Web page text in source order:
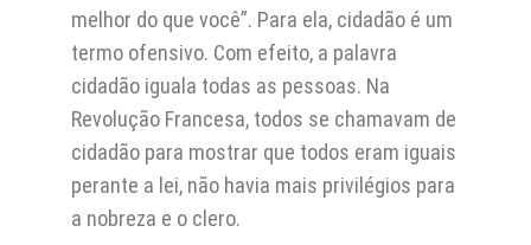
melhor do que você”. Para ela, cidadão é um
termo ofensivo. Com efeito, a palavra
cidadão iguala todas as pessoas. Na
Revolução Francesa, todos se chamavam de
cidadão para mostrar que todos eram iguais
perante a lei, não havia mais privilégios para
a nobreza e o clero.